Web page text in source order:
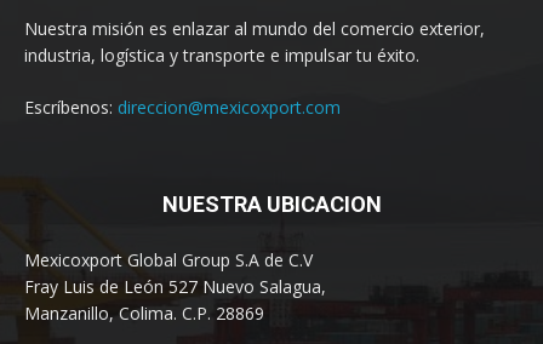
Nuestra misión es enlazar al mundo del comercio exterior,
industria, logística y transporte e impulsar tu éxito.
Escríbenos: direccion@mexicoxport.com
NUESTRA UBICACION
Mexicoxport Global Group S.A de C.V
Fray Luis de León 527 Nuevo Salagua,
Manzanillo, Colima. C.P. 28869